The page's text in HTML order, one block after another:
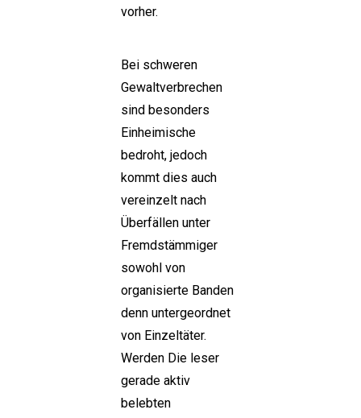
vorher.
Bei schweren
Gewaltverbrechen
sind besonders
Einheimische
bedroht, jedoch
kommt dies auch
vereinzelt nach
Überfällen unter
Fremdstämmiger
sowohl von
organisierte Banden
denn untergeordnet
von Einzeltäter.
Werden Die leser
gerade aktiv
belebten